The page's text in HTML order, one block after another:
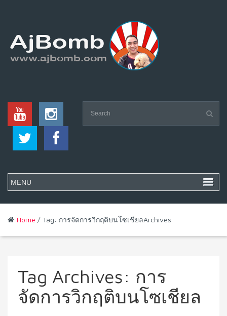
Home / Tag: การจัดการวิกฤติบนโซเชียลArchives
Tag Archives: การ
จัดการวิกฤติบนโซเชียล